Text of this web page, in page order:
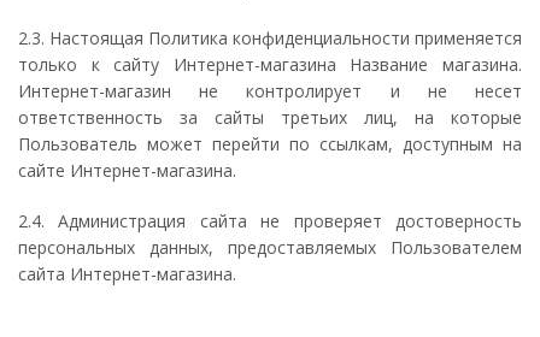
2.3. Настоящая Политика конфиденциальности применяется
только к сайту Интернет-магазина Название магазина.
Интернет-магазин не контролирует и не несет
ответственность за сайты третьих лиц, на которые
Пользователь может перейти по ссылкам, доступным на
сайте Интернет-магазина.
2.4. Администрация сайта не проверяет достоверность
персональных данных, предоставляемых Пользователем
сайта Интернет-магазина.